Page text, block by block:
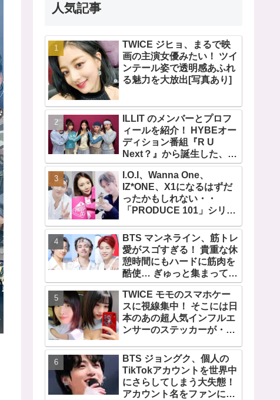
人気記事
TWICE ジヒョ、まるで映
画の主演女優みたい！ ツイ
ンテール姿で透明感あふれ
る魅力を大放出[写真あり]
ILLIT のメンバーとプロフ
ィールを紹介！ HYBEオー
ディション番組『R U
Next？』から誕生した、日
本人のイロハとモカを含む
5人組ガールズグループ！
デビュー曲「Magnetic」が
いきなりの大ヒット
I.O.I、Wanna One、
IZ*ONE、X1になるはずだ
ったかもしれない・・
「PRODUCE 101」シリー
せられた練習生12人の氏名
が公表
BTS マンネライン、筋トレ
愛がスゴすぎる！ 貴重な休
憩時間にもハードに筋肉を
酷使… ぎゅっと集まってお
互いの体に負荷をかけあう
３人のトレーニング風景が
かわいすぎるとファンくぎ
づけ
TWICE モモのスマホケー
スに視線集中！ そこには日
本のあの超人気インフルエ
ンサーのステッカーが・・
るその人物は大よろこび！
まさに「成功したファン」
だと話題沸騰
BTS ジョングク、個人の
TikTokアカウントを世界中
にさらしてしまう大失態！
アカウント名をファンにい